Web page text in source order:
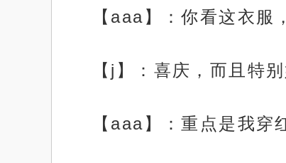
【aaa】：你看这衣服
【j】：喜庆，而且特
【aaa】：重点是我穿